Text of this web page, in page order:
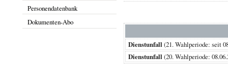
Personendatenbank
Dokumenten-Abo
Dienstunfall (21. Wahlperiode:
Dienstunfall (20. Wahlperiode: